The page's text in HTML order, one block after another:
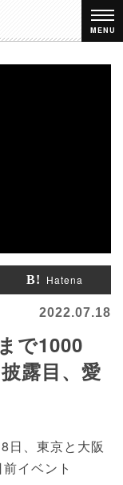
MENU
Hatena
2022.07.18
で1000
露目、愛
日、東京と大阪
イベント